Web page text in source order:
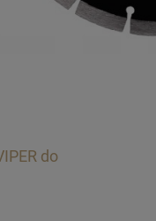
do